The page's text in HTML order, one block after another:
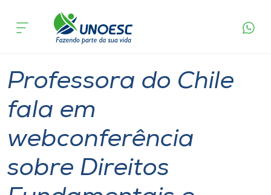
Cursos
Pesquisa
Atendimento ao Estudante
Portal de Ensino
acontece
Professora do Chile
fala em
webconferência
sobre Direitos